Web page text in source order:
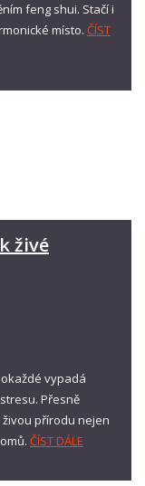
feng shui. Stačí i
místo. ČÍST
živé
vypadá
Přesně
přírodu nejen
ČÍST DÁLE